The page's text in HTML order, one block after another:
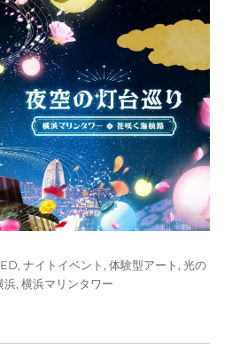
,ナイトイベント,体験型アート,光の
浜,横浜マリンタワー